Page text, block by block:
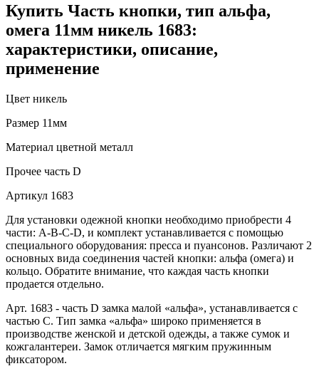
Купить Часть кнопки, тип альфа,
омега 11мм никель 1683:
характеристики, описание,
применение
Цвет никель
Размер 11мм
Материал цветной металл
Прочее часть D
Артикул 1683
Для установки одежной кнопки необходимо приобрести 4
части: A-B-C-D, и комплект устанавливается с помощью
специального оборудования: пресса и пуансонов. Различают 2
основных вида соединения частей кнопки: альфа (омега) и
кольцо. Обратите внимание, что каждая часть кнопки
продается отдельно.
Арт. 1683 - часть D замка малой «альфа», устанавливается с
частью С. Тип замка «альфа» широко применяется в
производстве женской и детской одежды, а также сумок и
кожгалантереи. Замок отличается мягким пружинным
фиксатором.